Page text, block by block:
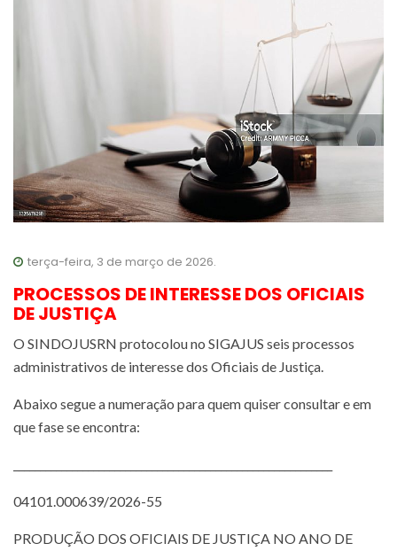
terça-feira, 3 de março de 2026.
PROCESSOS DE INTERESSE DOS OFICIAIS
DE JUSTIÇA
O SINDOJUSRN protocolou no SIGAJUS seis processos
administrativos de interesse dos Oficiais de Justiça.
Abaixo segue a numeração para quem quiser consultar e em
que fase se encontra:
04101.000639/2026-55
PRODUÇÃO DOS OFICIAIS DE JUSTIÇA NO ANO DE